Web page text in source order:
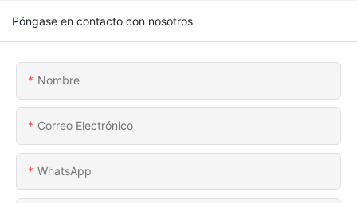
Póngase en contacto con nosotros
Nombre
Correo Electrónico
WhatsApp